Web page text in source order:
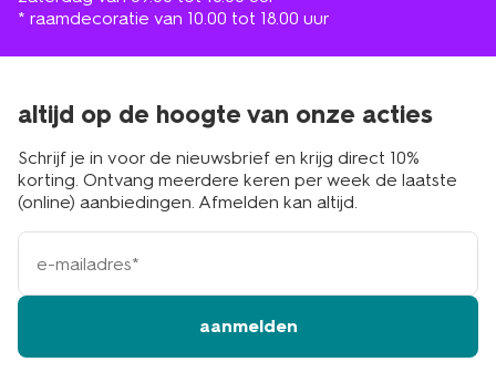
* raamdecoratie van 10.00 tot 18.00 uur
altijd op de hoogte van onze acties
Schrijf je in voor de nieuwsbrief en krijg direct 10%
korting. Ontvang meerdere keren per week de laatste
(online) aanbiedingen. Afmelden kan altijd.
e-
mailadres
aanmelden